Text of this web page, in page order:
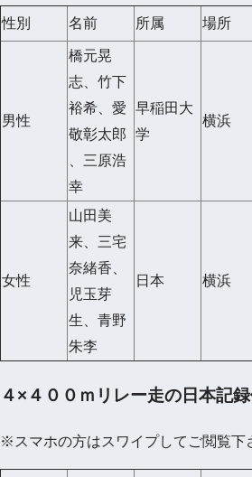
性別 名前 所属 場所
男性
橋元晃
志、竹下
裕希、愛
敬彰太郎
、三原浩
幸
早稲田大
学
横浜
女性
山田美
来、三宅
奈緒香、
児玉芽
生、青野
朱李
日本 横浜
４×４００ｍリレー走の日本記
※スマホの方はスワイプしてご閲覧下